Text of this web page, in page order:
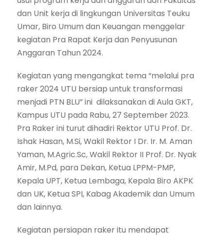
dan Unit kerja di lingkungan Universitas Teuku
Umar, Biro Umum dan Keuangan menggelar
kegiatan Pra Rapat Kerja dan Penyusunan
Anggaran Tahun 2024.
Kegiatan yang mengangkat tema “melalui pra
raker 2024 UTU bersiap untuk transformasi
menjadi PTN BLU” ini dilaksanakan di Aula GKT,
Kampus UTU pada Rabu, 27 September 2023.
Pra Raker ini turut dihadiri Rektor UTU Prof. Dr.
Ishak Hasan, M.Si, Wakil Rektor I Dr. Ir. M. Aman
Yaman, M.Agric.Sc, Wakil Rektor II Prof. Dr. Nyak
Amir, M.Pd, para Dekan, Ketua LPPM-PMP,
Kepala UPT, Ketua Lembaga, Kepala Biro AKPK
dan UK, Ketua SPI, Kabag Akademik dan Umum
dan lainnya.
Kegiatan persiapan raker itu mendapat